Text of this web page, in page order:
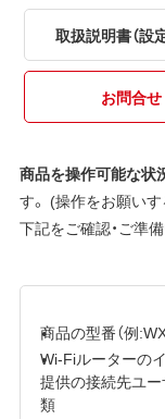
取扱説明書（設
お問合せ
商品を操作可能な状
す。 (操作をお願い
下記をご確認・ご準
商品の型番（例
Wi-Fiルーターの
提供の接続先ユ
類